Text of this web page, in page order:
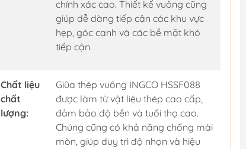
chính xác cao. Thiết kế vuông cũng
giúp dễ dàng tiếp cận các khu vực
hẹp, góc cạnh và các bề mặt khó
tiếp cận.
Chất liệu
chất
lượng:
Giũa thép vuông INGCO HSSF088
được làm từ vật liệu thép cao cấp,
đảm bảo độ bền và tuổi thọ cao.
Chúng cũng có khả năng chống mài
mòn, giúp duy trì độ nhọn và hiệu